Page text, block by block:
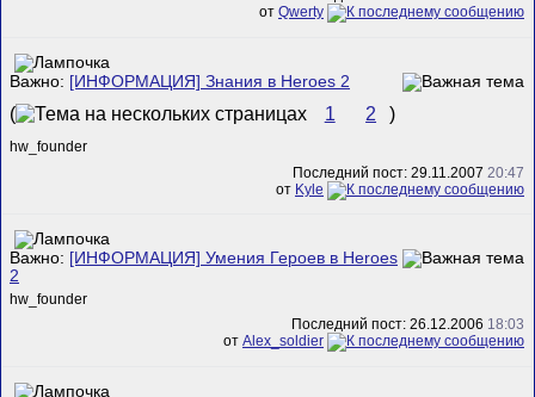
от Qwerty
Важно: [ИНФОРМАЦИЯ] Знания в Heroes 2
( 1 2 )
hw_founder
Последний пост: 29.11.2007 20:47
от Kyle
Важно: [ИНФОРМАЦИЯ] Умения Героев в Heroes
2
hw_founder
Последний пост: 26.12.2006 18:03
от Alex_soldier